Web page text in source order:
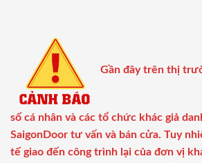
Gần đây trên thị
số cá nhân và các tổ chức khác giả
SaigonDoor tư vấn và bán cửa. Tuy
tế giao đến công trình lại của đơn vị